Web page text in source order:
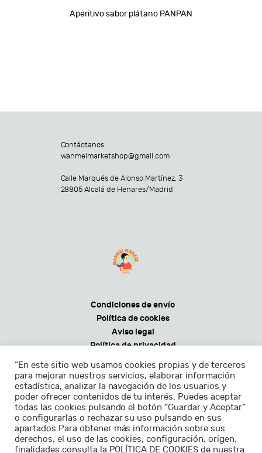
Aperitivo sabor plátano PANPAN
Contáctanos
wanmeimarketshop@gmail.com
Calle Marqués de Alonso Martínez, 3
28805 Alcalá de Henares/Madrid
Condiciones de envío
Política de cookies
Aviso legal
Política de privacidad
Horarios:
Lunes - sábados de 9.30 a 22.30h
“En este sitio web usamos cookies propias y de terceros
para mejorar nuestros servicios, elaborar información
estadística, analizar la navegación de los usuarios y
poder ofrecer contenidos de tu interés. Puedes aceptar
todas las cookies pulsando el botón “Guardar y Aceptar”
o configurarlas o rechazar su uso pulsando en sus
apartados.Para obtener más información sobre sus
derechos, el uso de las cookies, configuración, origen,
finalidades consulta la POLÍTICA DE COOKIES de nuestra